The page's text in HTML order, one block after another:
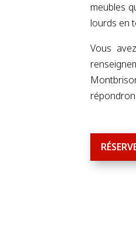
meubles
lourds en
Vous